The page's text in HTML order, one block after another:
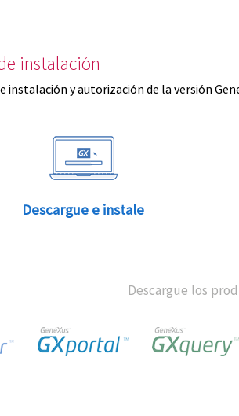
instalación
instalación y autorización de la versión
Descargue e instale
Descargue los